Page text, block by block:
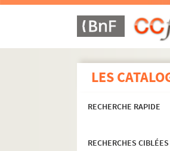
LES
RECHERCHE RAPIDE
RECHERCHES CIBLÉES